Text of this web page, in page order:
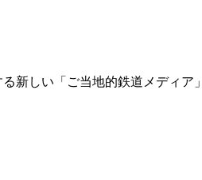
新しい「ご当地的鉄道メディア